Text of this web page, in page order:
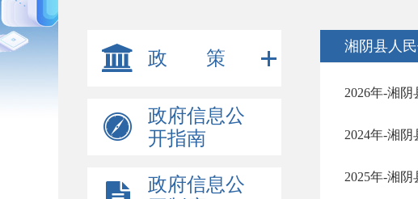
政 策
政府信息公
开指南
政府信息公
湘阴县人
2026年-湘
2024年-湘
2025年-湘